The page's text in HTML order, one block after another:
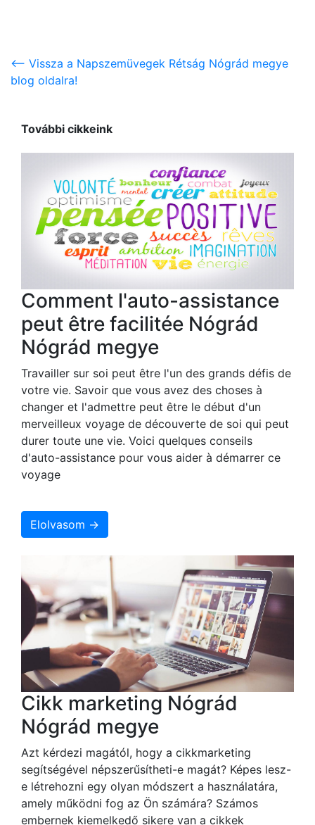
<-- Vissza a Napszemüvegek Rétság Nógrád megye
blog oldalra!
További cikkeink
Comment l'auto-assistance
peut être facilitée Nógrád
Nógrád megye
Travailler sur soi peut être l'un des grands défis de
votre vie. Savoir que vous avez des choses à
changer et l'admettre peut être le début d'un
merveilleux voyage de découverte de soi qui peut
durer toute une vie. Voici quelques conseils
d'auto-assistance pour vous aider à démarrer ce
voyage
Elolvasom →
Cikk marketing Nógrád
Nógrád megye
Azt kérdezi magától, hogy a cikkmarketing
segítségével népszerűsítheti-e magát? Képes lesz-
e létrehozni egy olyan módszert a használatára,
amely működni fog az Ön számára? Számos
embernek kiemelkedő sikere van a cikkek